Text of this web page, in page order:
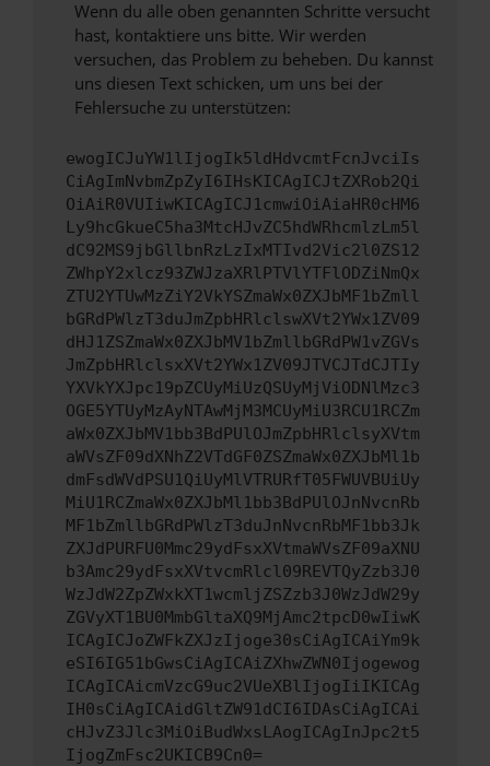
Wenn du alle oben genannten Schritte versucht
hast, kontaktiere uns bitte. Wir werden
versuchen, das Problem zu beheben. Du kannst
uns diesen Text schicken, um uns bei der
Fehlersuche zu unterstützen:
ewogICJuYW1lIjogIk5ldHdvcmtFcnJvciIs
CiAgImNvbmZpZyI6IHsKICAgICJtZXRob2Qi
OiAiR0VUIiwKICAgICJ1cmwiOiAiaHR0cHM6
Ly9hcGkueC5ha3MtcHJvZC5hdWRhcmlzLm5l
dC92MS9jbGllbnRzLzIxMTIvd2Vic2l0ZS12
ZWhpY2xlcz93ZWJzaXRlPTVlYTFlODZiNmQx
ZTU2YTUwMzZiY2VkYSZmaWx0ZXJbMF1bZmll
bGRdPWlzT3duJmZpbHRlclswXVt2YWx1ZV09
dHJ1ZSZmaWx0ZXJbMV1bZmllbGRdPW1vZGVs
JmZpbHRlclsxXVt2YWx1ZV09JTVCJTdCJTIy
YXVkYXJpc19pZCUyMiUzQSUyMjViODNlMzc3
OGE5YTUyMzAyNTAwMjM3MCUyMiU3RCU1RCZm
aWx0ZXJbMV1bb3BdPUlOJmZpbHRlclsyXVtm
aWVsZF09dXNhZ2VTdGF0ZSZmaWx0ZXJbMl1b
dmFsdWVdPSU1QiUyMlVTRURfT05FWUVBUiUy
MiU1RCZmaWx0ZXJbMl1bb3BdPUlOJnNvcnRb
MF1bZmllbGRdPWlzT3duJnNvcnRbMF1bb3Jk
ZXJdPURFU0Mmc29ydFsxXVtmaWVsZF09aXNU
b3Amc29ydFsxXVtvcmRlcl09REVTQyZzb3J0
WzJdW2ZpZWxkXT1wcmljZSZzb3J0WzJdW29y
ZGVyXT1BU0MmbGltaXQ9MjAmc2tpcD0wIiwK
ICAgICJoZWFkZXJzIjoge30sCiAgICAiYm9k
eSI6IG51bGwsCiAgICAiZXhwZWN0Ijogewog
ICAgICAicmVzcG9uc2VUeXBlIjogIiIKICAg
IH0sCiAgICAidGltZW91dCI6IDAsCiAgICAi
cHJvZ3Jlc3MiOiBudWxsLAogICAgInJpc2t5
IjogZmFsc2UKICB9Cn0=